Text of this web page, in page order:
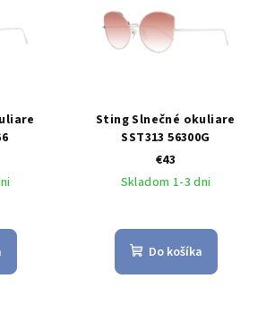
Sting Slnečné okuliare
SST313 56300G
€43
Skladom 1-3 dni
Do košíka